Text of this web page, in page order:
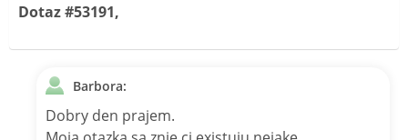
Dotaz #53191,
Barbora:
Dobry den prajem.